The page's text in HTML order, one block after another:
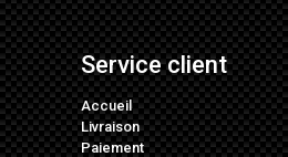
Service client
Accueil
Livraison
Paiement